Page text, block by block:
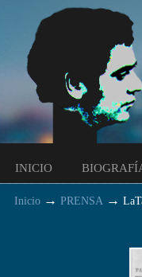
INICIO
Inicio → PRENSA →